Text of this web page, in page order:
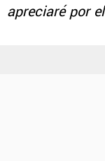
apreciaré por